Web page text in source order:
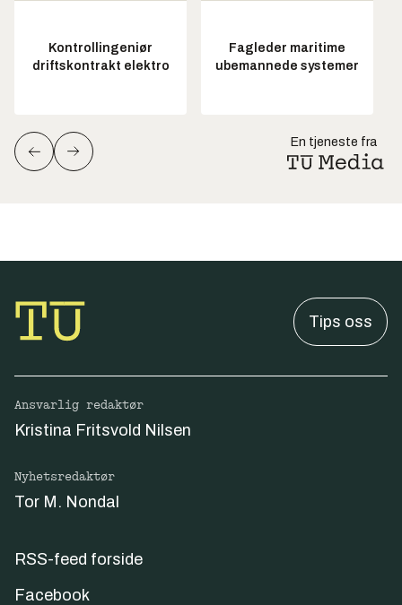
Kontrollingeniør
driftskontrakt elektro
Fagleder maritime
ubemannede systemer
En tjeneste fra
Tips oss
Ansvarlig redaktør
Kristina Fritsvold Nilsen
Nyhetsredaktør
Tor M. Nondal
RSS-feed forside
Facebook